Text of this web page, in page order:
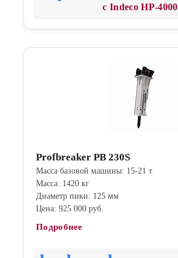
с Indeco HP-4000
Profbreaker PB 230S
Масса базовой машины: 15-21 т
Масса: 1420 кг
Диаметр пики: 125 мм
Цена: 925 000 руб.
Подробнее